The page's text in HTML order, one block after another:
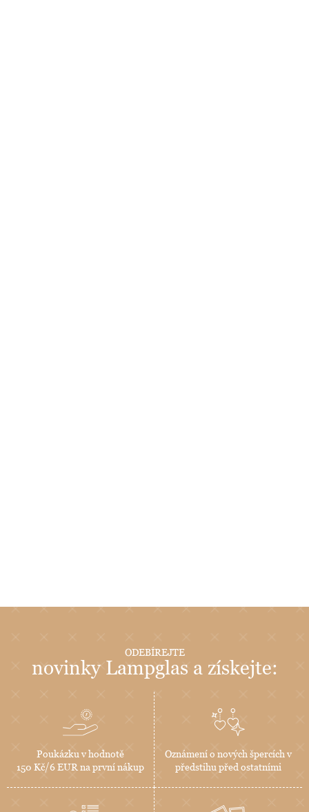
ODEBÍREJTE
novinky Lampglas a získejte:
Poukázku v hodnotě
150 Kč/6 EUR na první nákup
Oznámení o nových špercích v
předstihu před ostatními